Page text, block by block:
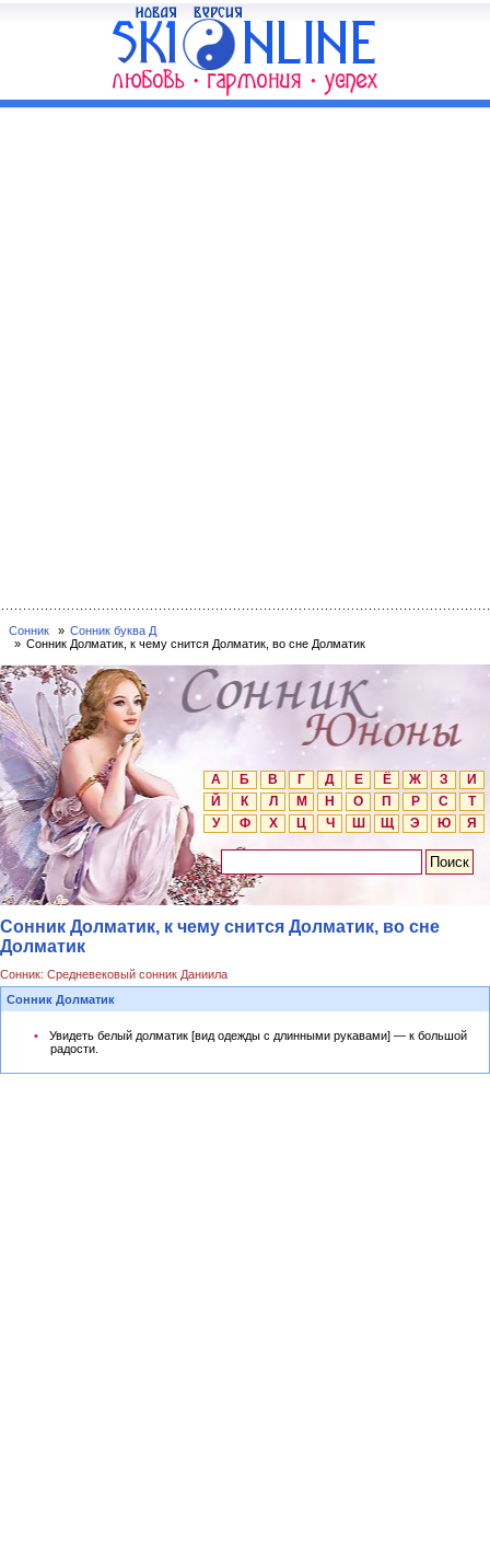
Сонник
Сонник буква Д
Сонник Долматик, к чему снится Долматик, во сне Долматик
А Б В Г Д Е Ё Ж З
И
Й
К Л М Н О П Р С
Т
У
Ф Х Ц Ч Ш Щ Э Ю Я
Сонник Долматик, к чему снится Долматик, во сне
Долматик
Сонник: Средневековый сонник Даниила
Сонник Долматик
Увидеть белый долматик [вид одежды с длинными рукавами] — к большой
радости.